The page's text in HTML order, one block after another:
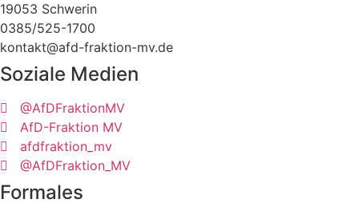
19053 Schwerin
0385/525-1700
kontakt@afd-fraktion-mv.de
Soziale Medien
@AfDFraktionMV
AfD-Fraktion MV
afdfraktion_mv
@AfDFraktion_MV
Formales